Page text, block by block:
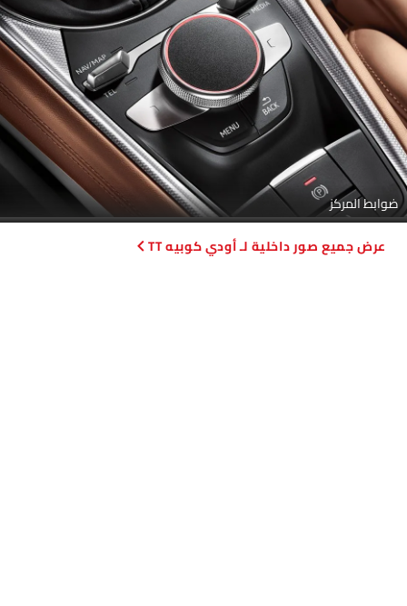
ضوابط المركز
صور داخلية لـ أودي كوبيه TT